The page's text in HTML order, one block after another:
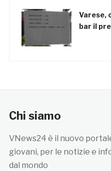
Varese,
bar il
Chi siamo
VNews24 è il nuovo
giovani, per le notizie e
dal mondo